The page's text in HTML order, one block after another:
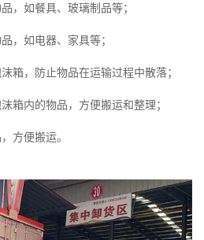
，如餐具、玻璃制品等；
，如电器、家具等；
箱，防止物品在运输过程中散落；
箱内的物品，方便搬运和整理；
方便搬运。